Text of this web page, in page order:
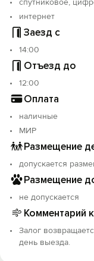
спутниковое,
интернет
Заезд с
14:00
Отъезд до
12:00
Оплата
наличные
МИР
Размещение
допускается
Размещение
не допускается
Комментарий
Залог
день выезда.